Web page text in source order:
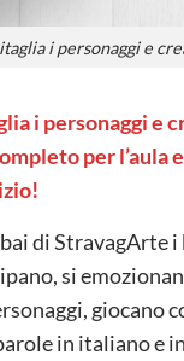
i personaggi e
i personaggi e
per l’aula
di StravagArte i
si
giocano
in italiano e